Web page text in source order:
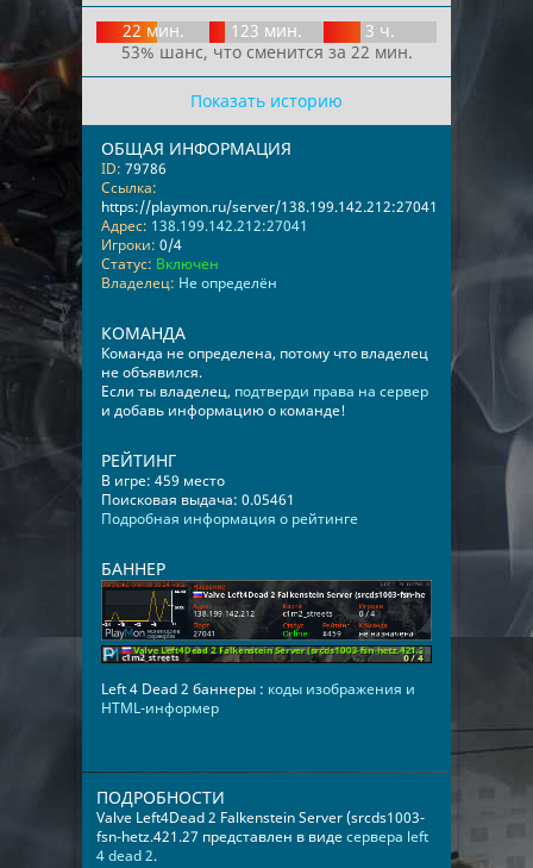
22 мин. 123 мин.
3 ч.
53% шанс, что сменится за 22 мин.
Показать историю
ОБЩАЯ ИНФОРМАЦИЯ
ID: 79786
Ссылка:
https://playmon.ru/server/138.199.142.212:27041
Адрес: 138.199.142.212:27041
Игроки: 0/4
Статус: Включен
Владелец: Не определён
КОМАНДА
Команда не определена, потому что владелец
не объявился.
Если ты владелец, подтверди права на сервер
и добавь информацию о команде!
РЕЙТИНГ
В игре: 459 место
Поисковая выдача: 0.05461
Подробная информация о рейтинге
БАННЕР
Left 4 Dead 2 баннеры : коды изображения и
HTML-информер
ПОДРОБНОСТИ
Valve Left4Dead 2 Falkenstein Server (srcds1003-
fsn-hetz.421.27 представлен в видесервера left
4 dead 2.